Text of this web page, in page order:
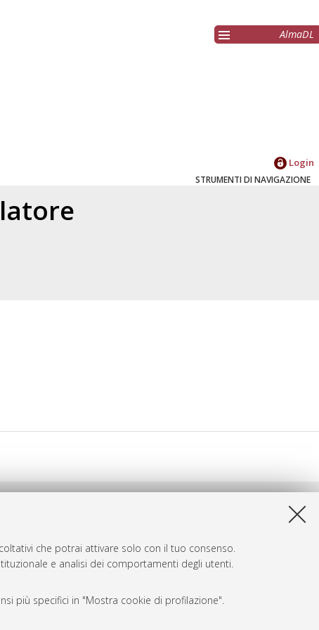
che potrai attivare solo con il tuo consenso.
e analisi dei comportamenti degli utenti.
più specifici in "Mostra cookie di profilazione".
AlmaDL
Login
STRUMENTI DI NAVIGAZIONE